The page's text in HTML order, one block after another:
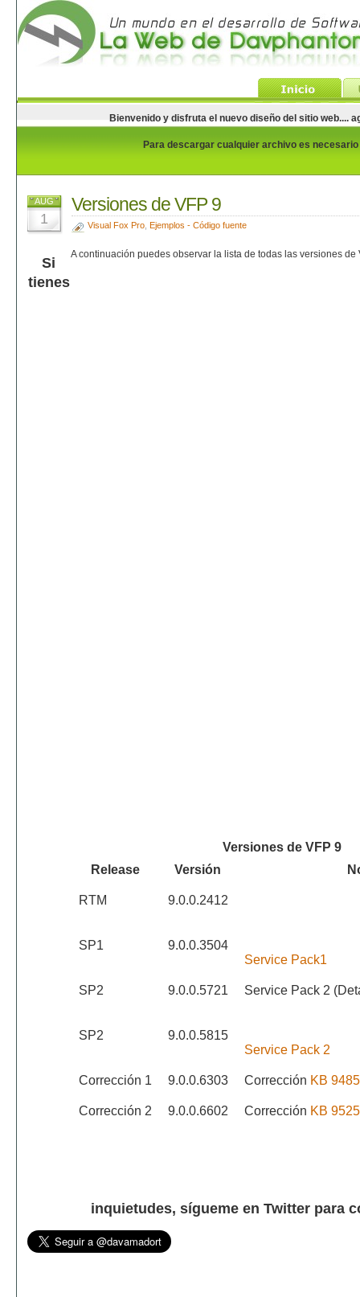
Bienvenido y disfruta el nuevo diseño del sitio web....
Para descargar cualquier archivo es
AUG
1
Versiones de VFP 9
Visual Fox Pro, Ejemplos - Código fuente
A continuación puedes observar la lista de todas las versiones
Versiones de VFP 9
Release
Versión
RTM 9.0.0.2412
SP1
9.0.0.3504
Service Pack1
SP2 9.0.0.5721 Service Pack 2
SP2
9.0.0.5815
Service Pack 2
Corrección 1 9.0.0.6303 Corrección KB
Corrección 2 9.0.0.6602 Corrección KB
Si
tienes
inquietudes, sígueme en Twitter para